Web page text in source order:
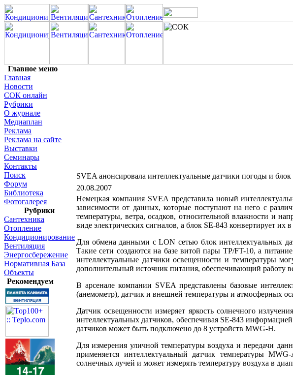
Главное меню
Главная
Новости
СОК онлайн
Рубрики
О журнале
Медиаплан
Реклама
Реклама на сайте
Выставки
Семинары
Контакты
Поиск
Форум
Библиотека
Фотогалерея
Рубрики
Сантехника
Отопление
Кондиционирование
Вентиляция
Энергосбережение
Нормативная База
Объекты
Рекомендуем
SVEA анонсировала интеллектуальные датчики погоды и
20.08.2007
Немецкая компания SVEA представила новый
зависимости от данных, которые поступают на него с
температуры, ветра, осадков, относительной влажности и
виде электрических сигналов, а блок SE-843 конвертирует
Для обмена данными с LON сетью блок интеллектуальных
Такие сети создаются на базе витой пары TP/FT-10, а
интеллектуальные датчики освещенности и температуры
дополнительный источник питания, обеспечивающий работу
В арсенале компании SVEA представлены базовые
(анемометр), датчик и внешней температуры и атмосферных
Датчик освещенности измеряет яркость солнечного
интеллектуальных датчиков, обеспечивая SE-843
датчиков может быть подключено до 8 устройств MWG-H.
Для измерения уличной температуры воздуха и передачи
применяется интеллектуальный датчик температуры
солнечных лучей и может измерять температуру воздуха в